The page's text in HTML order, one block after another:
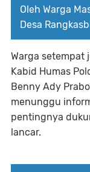
Oleh Warga
Desa
Warga setempat
Kabid Humas
Benny Ady
menunggu
pentingnya
lancar.